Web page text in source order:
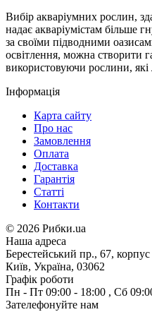
Вибір акваріумних рослин,
надає акваріумістам більше
за своїми підводними
освітлення, можна створити
використовуючи рослини, які
Інформація
Карта сайту
Про нас
Замовлення
Оплата
Доставка
Гарантія
Статті
Контакти
© 2026 Рибки.ua
Наша адреса
Берестейський пр., 67, корпус
Київ, Україна, 03062
Графік роботи
Пн - Пт 09:00 - 18:00 , Сб
Зателефонуйте нам